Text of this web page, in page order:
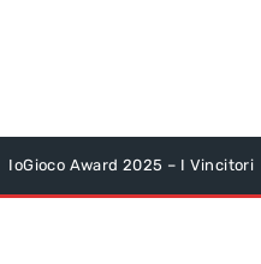
IoGioco Award 2025 – I Vincitori